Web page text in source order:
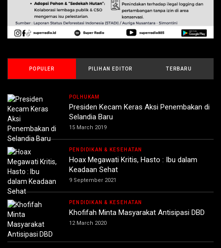
POPULER PILIHAN EDITOR TERBARU
POLHUKAM
Presiden Kecam Keras Aksi Penembakan di
Selandia Baru
15 March 2019
PENDIDIKAN & KESEHATAN
Hoax Megawati Kritis, Hasto : Ibu dalam
Keadaan Sehat
9 September 2021
PENDIDIKAN & KESEHATAN
Khofifah Minta Masyarakat Antisipasi DBD
12 March 2020